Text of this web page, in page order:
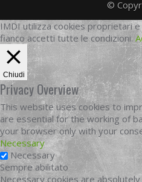
©
IMDI utilizza cookies proprietari
fianco accetti tutte le condizioni.
Chiudi
Privacy Overview
This website uses cookies to
are essential for the working of
your browser only with your
Necessary
Necessary
Sempre abilitato
Necessary cookies are